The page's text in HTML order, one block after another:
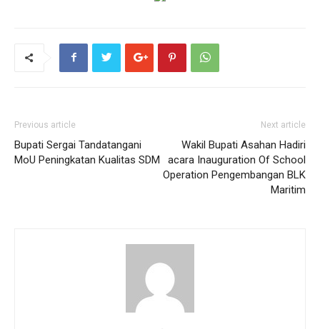
Previous article
Bupati Sergai Tandatangani
MoU Peningkatan Kualitas SDM
Next article
Wakil Bupati Asahan Hadiri
acara Inauguration Of School
Operation Pengembangan BLK
Maritim